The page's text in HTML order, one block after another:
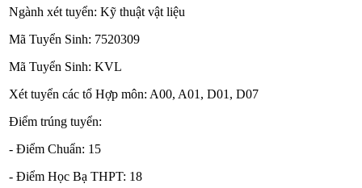
Ngành xét tuyển: Kỹ thuật vật liệu
Mã Tuyển Sinh: 7520309
Mã Tuyển Sinh: KVL
Xét tuyển các tổ Hợp môn: A00, A01, D01, D07
Điểm trúng tuyển:
- Điểm Chuẩn: 15
- Điểm Học Bạ THPT: 18